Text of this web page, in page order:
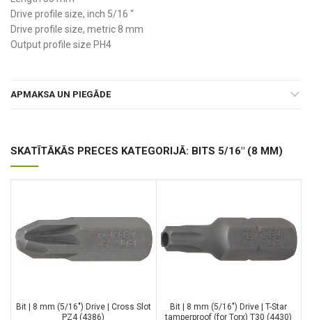
Drive profile size, inch 5/16 “
Drive profile size, metric 8 mm
Output profile size PH4
APMAKSA UN PIEGĀDE
SKATĪTĀKĀS PRECES KATEGORIJĀ: BITS 5/16" (8 MM)
Bit | 8 mm (5/16″) Drive | Cross Slot
PZ4 (4386)
Bit | 8 mm (5/16″) Drive | T-Star
tamperproof (for Torx) T30 (4430)